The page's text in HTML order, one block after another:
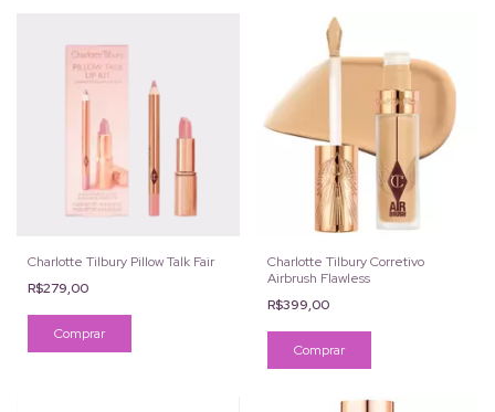
Charlotte Tilbury Pillow Talk Fair
R$279,00
Charlotte Tilbury Corretivo
Airbrush Flawless
R$399,00
Comprar